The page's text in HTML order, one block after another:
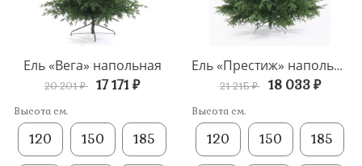
Ель «Вега» напольная
20 201 ₽ 17 171 ₽
Высота см.
120 150 185
Ель «Престиж» напольная
21 215 ₽ 18 033 ₽
Высота см.
120 150 185